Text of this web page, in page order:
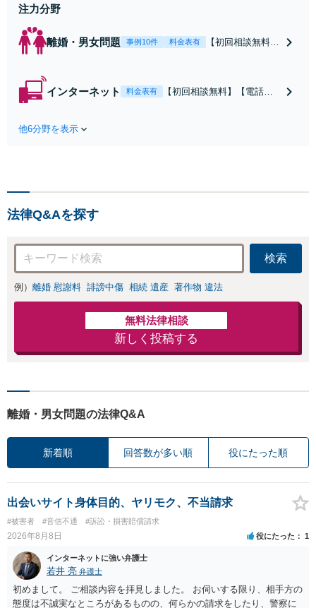
注力分野
離婚・男女問題 事例10件 料金表有
【初回相談無料】
【池袋・東池袋2
インターネット 料金表有
【初回相談無料】【電話相
応します！即日対応可能。
他6分野を表示
法律Q&Aを探す
検索
例） 離婚 慰謝料 誹謗中傷 相続 遺産 著作物 違法
無料法律相談
新しく投稿する
離婚・男女問題の法律Q&A
新着順 回答数が多い順 役にたった順
出会いサイト身体目的、ヤリモク、不当請求
#被害者 #音信不通 #訴訟・損害賠償請求
2026年8月8日 役にたった 1
インターネットに強い弁護士
若井 亮 弁護士
初めまして。 ご相談内容を拝見しました。 お伺いする限り、相手方の
態度は不誠実なところがあるものの、何らかの請求をしたり、警察に